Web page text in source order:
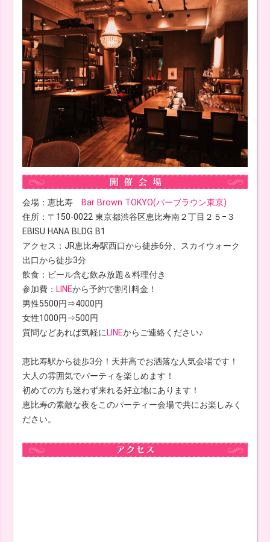
会場：恵比寿 Bar Brown TOKYO(バーブラウン東京)
住所：〒150-0022 東京都渋谷区恵比寿南２丁目２５−３
EBISU HANA BLDG B1
アクセス：JR恵比寿駅西口から徒歩6分、スカイウォーク
出口から徒歩3分
飲食：ビール含む飲み放題＆料理付き
参加費： LINEから予約で割引料金！
男性5500円⇒4000円
女性1000円⇒500円
質問などあれば気軽にLINEからご連絡ください♪
恵比寿駅から徒歩3分！天井高でお洒落な人気会場です！
大人の雰囲気でパーティを楽しめます！
初めての方も迷わず来れる好立地にあります！
恵比寿の素敵な夜をこのパーティー会場で共にお楽しみく
ださい。